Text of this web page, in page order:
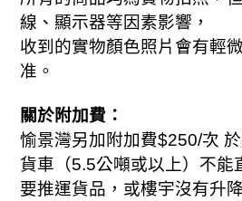
線、顯示器等因素影響，
收到的實物顏色照片會有輕
准。
關於附加費：
愉景灣另加附加費$250/次
貨車（5.5公噸或以上）不能
要推運貨品 ， 或樓宇沒有升